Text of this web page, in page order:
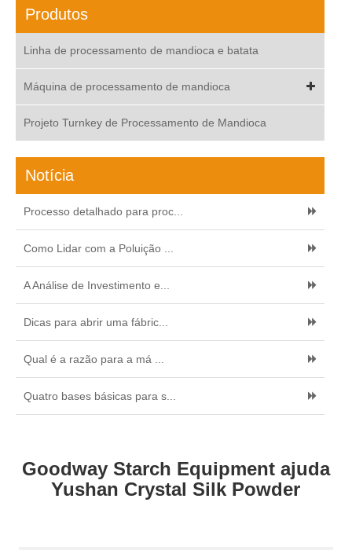
Produtos
Linha de processamento de mandioca e batata
Máquina de processamento de mandioca
Projeto Turnkey de Processamento de Mandioca
Notícia
Processo detalhado para proc...
Como Lidar com a Poluição ...
A Análise de Investimento e...
Dicas para abrir uma fábric...
Qual é a razão para a má ...
Quatro bases básicas para s...
Goodway Starch Equipment ajuda
Yushan Crystal Silk Powder